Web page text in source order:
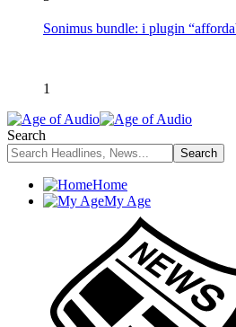
Sonimus bundle: i plugin
1
Search
Home
My Age